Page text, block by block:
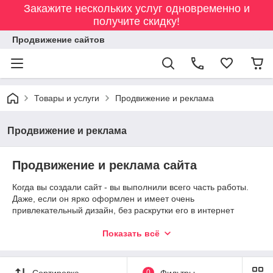
Закажите нескольких услуг одновременно и
получите скидку!
Продвижение сайтов
Товары и услуги Продвижение и реклама
Продвижение и реклама
Продвижение и реклама сайта
Когда вы создали сайт - вы выполнили всего часть работы.
Даже, если он ярко оформлен и имеет очень
привлекательный дизайн, без раскрутки его в интернет
должно быть легко найти в поисковых системах, чтобы на его
Что включает в себя продвижение сайта?
Показать всё